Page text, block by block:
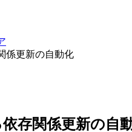
係更新の自動化
存関係更新の自